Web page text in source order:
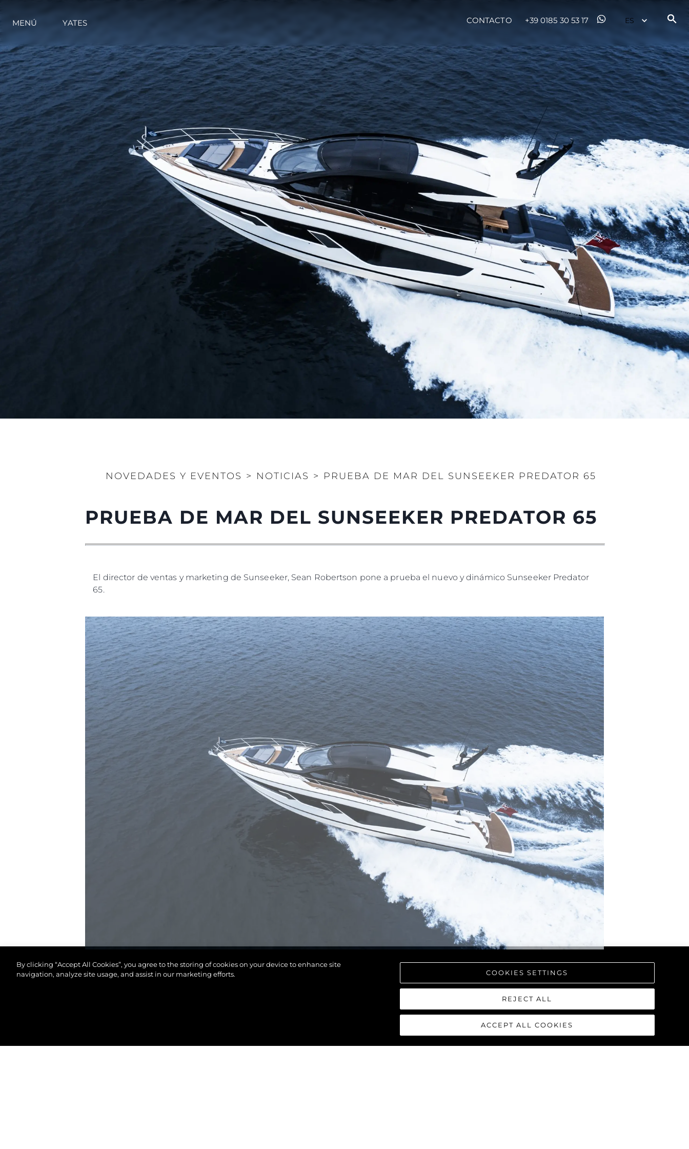
MENÚ YATES CONTACTO +39 0185 30 53 17
NOVEDADES Y EVENTOS > NOTICIAS > PRUEBA DE MAR DEL SUNSEEKER PREDATOR 65
PRUEBA DE MAR DEL SUNSEEKER PREDATOR 65
El director de ventas y marketing de Sunseeker, Sean Robertson pone a prueba el nuevo y dinámico Sunseeker Predator
65.
Mapa
Contacto
Preferencias De Cookies
Legal
POLÍTICA DE PRIVACIDAD
DECLARACIÓN EN CONTRA
DE LA ESCLAVITUD
MODERNA
TERMINOS Y CONDICIONES
POLÍTICA DE COOKIES
OFERTAS DE TRABAJO
Brokerage
Charter
Noticias
Eventos
Innovación
¿Quiénes Somos?
El Equipo
Historia
Italy Adventures
Valore Su Embarcación
By clicking “Accept All Cookies”, you agree to the storing of cookies on your device to enhance site
navigation, analyze site usage, and assist in our marketing efforts.
COOKIES SETTINGS
REJECT ALL
ACCEPT ALL COOKIES